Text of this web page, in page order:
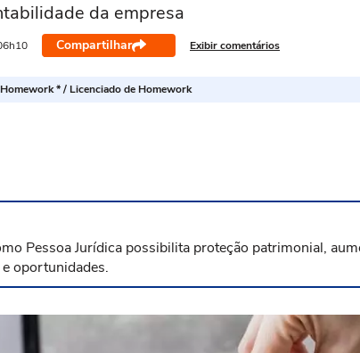
da empresa
Compartilhar Exibir comentários
Homework * / Licenciado de Homework
Pessoa Jurídica possibilita proteção patrimonial,
oportunidades.